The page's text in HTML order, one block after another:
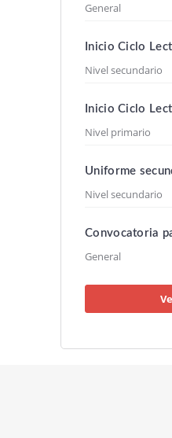
General
Inicio Ciclo
Nivel secundario
Inicio Ciclo
Nivel primario
Uniforme
Nivel secundario
Convocatoria
General